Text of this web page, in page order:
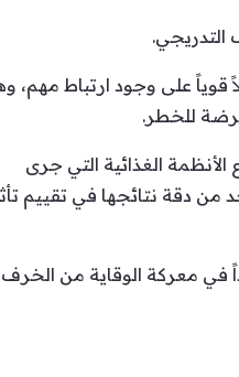
التدريجي.
قوياً على وجود ارتباط مهم،
للخطر.
الغذائية التي جرى
من دقة نتائجها في تقييم
في معركة الوقاية من